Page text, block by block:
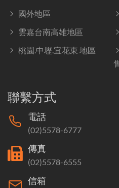
國外地區
雲嘉台南高雄地區
桃園.中壢.宜花東 地區
聯繫方式
電話
(02)5578-6777
傳真
(02)5578-6555
信箱